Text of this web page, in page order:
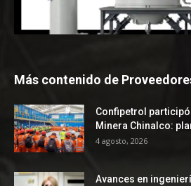
Más contenido de
Confipetrol
Minera Chinalco:
4 agosto, 2026
Avances en